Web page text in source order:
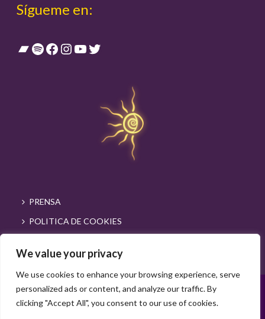
We value your privacy
We use cookies to enhance your browsing experience, serve
personalized ads or content, and analyze our traffic. By
clicking "Accept All", you consent to our use of cookies.
Sígueme en:
Bandcamp
Spotify
Facebook
Instagram
YouTube
Twitter
PRENSA
POLITICA DE COOKIES
Proxecto subvencionado por